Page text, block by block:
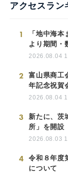
アクセスラン
1
「地中海
より期間・
2026.08.04
2
富山県商工
年記念祝賀
2026.08.04
3
新たに、茨
所」を開設
2026.08.03
4
令和８年度
について